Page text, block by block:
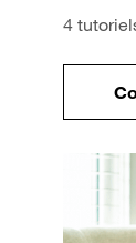
4